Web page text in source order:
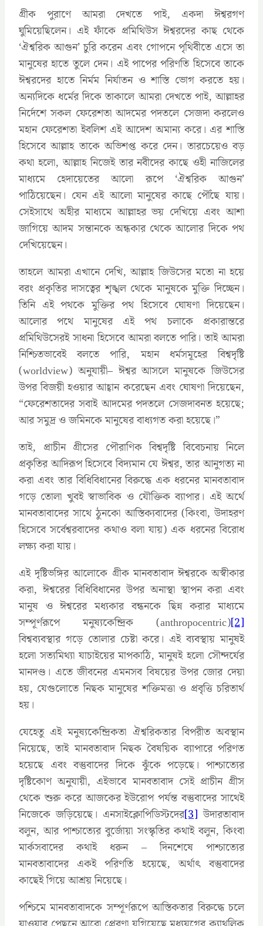
গ্রীক পুরাণে আমরা দেখতে পাই, একদা ঈশ্বরগণ
ঘুমিয়েছিলেন। এই ফাঁকে প্রমিথিউস ঈশ্বরদের কাছ থেকে
‘ঐশ্বরিক আগুন’ চুরি করেন এবং গোপনে পৃথিবীতে এসে তা
মানুষের হাতে তুলে দেন। এই পাপের পরিণতি হিসেবে তাকে
ঈশ্বরদের হাতে নির্মম নির্যাতন ও শাস্তি ভোগ করতে হয়।
অন্যদিকে ধর্মের দিকে তাকালে আমরা দেখতে পাই, আল্লাহর
নির্দেশে সকল ফেরেশতা আদমের পদতলে সেজদা করলেও
মহান ফেরেশতা ইবলিশ এই আদেশ অমান্য করে। এর শাস্তি
হিসেবে আল্লাহ তাকে অভিশপ্ত করে দেন। তারচেয়েও বড়
কথা হলো, আল্লাহ নিজেই তার নবীদের কাছে ওহী নাজিলের
মাধ্যমে হেদায়েতের আলো রূপে ‘ঐশ্বরিক আগুন’
পাঠিয়েছেন। যেন এই আলো মানুষের কাছে পৌঁছে যায়।
সেইসাথে অহীর মাধ্যমে আল্লাহর ভয় দেখিয়ে এবং আশা
জাগিয়ে আদম সন্তানকে অন্ধকার থেকে আলোর দিকে পথ
দেখিয়েছেন।
তাহলে আমরা এখানে দেখি, আল্লাহ জিউসের মতো না হয়ে
বরং প্রকৃতির দাসত্বের শৃঙ্খল থেকে মানুষকে মুক্তি দিচ্ছেন।
তিনি এই পথকে মুক্তির পথ হিসেবে ঘোষণা দিয়েছেন।
আলোর পথে মানুষের এই পথ চলাকে প্রকারান্তরে
প্রমিথিউসেরই সাধনা হিসেবে আমরা বলতে পারি। তাই আমরা
নিশ্চিতভাবেই বলতে পারি, মহান ধর্মসমূহের বিশ্বদৃষ্টি
(worldview) অনুযায়ী– ঈশ্বর আসলে মানুষকে জিউসের
উপর বিজয়ী হওয়ার আহ্বান করেছেন এবং ঘোষণা দিয়েছেন,
“ফেরেশতাদের সবাই আদমের পদতলে সেজদাবনত হয়েছে;
আর সমুদ্র ও জমিনকে মানুষের বাধ্যগত করা হয়েছে।”
তাই, প্রাচীন গ্রীসের পৌরাণিক বিশ্বদৃষ্টি বিবেচনায় নিলে
প্রকৃতির আদিরূপ হিসেবে বিদ্যমান যে ঈশ্বর, তার আনুগত্য না
করা এবং তার বিধিবিধানের বিরুদ্ধে এক ধরনের মানবতাবাদ
গড়ে তোলা খুবই স্বাভাবিক ও যৌক্তিক ব্যাপার। এই অর্থে
মানবতাবাদের সাথে ঠুনকো আস্তিক্যবাদের (কিংবা, উদাহরণ
হিসেবে সর্বেশ্বরবাদের কথাও বলা যায়) এক ধরনের বিরোধ
লক্ষ্য করা যায়।
এই দৃষ্টিভঙ্গির আলোকে গ্রীক মানবতাবাদ ঈশ্বরকে অস্বীকার
করা, ঈশ্বরের বিধিবিধানের উপর অনাস্থা স্থাপন করা এবং
মানুষ ও ঈশ্বরের মধ্যকার বন্ধনকে ছিন্ন করার মাধ্যমে
সম্পূর্ণরূপে মনুষ্যকেন্দ্রিক (anthropocentric)[2]
বিশ্বব্যবস্থার গড়ে তোলার চেষ্টা করে। এই ব্যবস্থায় মানুষই
হলো সত্যমিথ্যা যাচাইয়ের মাপকাঠি, মানুষই হলো সৌন্দর্যের
মানদণ্ড। এতে জীবনের এমনসব বিষয়ের উপর জোর দেয়া
হয়, যেগুলোতে নিছক মানুষের শক্তিমত্তা ও প্রবৃত্তি চরিতার্থ
হয়।
যেহেতু এই মনুষ্যকেন্দ্রিকতা ঐশ্বরিকতার বিপরীত অবস্থান
নিয়েছে, তাই মানবতাবাদ নিছক বৈষয়িক ব্যাপারে পরিণত
হয়েছে এবং বস্তুবাদের দিকে ঝুঁকে পড়েছে। পাশ্চাত্যের
দৃষ্টিকোণ অনুযায়ী, এইভাবে মানবতাবাদ সেই প্রাচীন গ্রীস
থেকে শুরু করে আজকের ইউরোপ পর্যন্ত বস্তুবাদের সাথেই
নিজেকে জড়িয়েছে। এনসাইক্লোপিডিস্টদের[3] উদারতাবাদ
বলুন, আর পাশ্চাত্যের বুর্জোয়া সংস্কৃতির কথাই বলুন, কিংবা
মার্কসবাদের কথাই ধরুন – দিনশেষে পাশ্চাত্যের
মানবতাবাদের একই পরিণতি হয়েছে, অর্থাৎ বস্তুবাদের
কাছেই গিয়ে আশ্রয় নিয়েছে।
পশ্চিমে মানবতাবাদকে সম্পূর্ণরূপে আস্তিকতার বিরুদ্ধে চলে